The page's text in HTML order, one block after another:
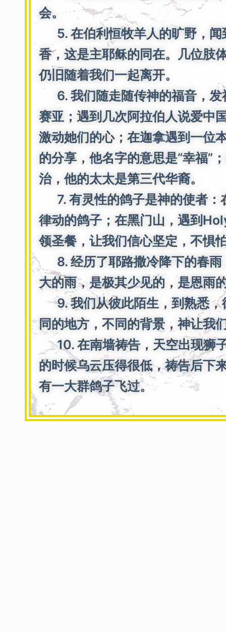
会。
5. 在伯利恒牧羊人的旷野，闻
香，这是主耶稣的同在。几位肢
仍旧随着我们一起离开。
6. 我们随走随传神的福音，发
赛亚；遇到几次阿拉伯人说爱中
激动她们的心；在迦拿遇到一位
的分享，他名字的意思是“幸福”
治，他的太太是第三代华裔。
7. 有灵性的鸽子是神的使者：
律动的鸽子；在黑门山，遇到
领圣餐，让我们信心坚定，不惧
8. 经历了耶路撒冷降下的春雨
大的雨，是极其少见的，是恩雨
9. 我们从彼此陌生，到熟悉，
同的地方，不同的背景，神让我
10. 在南墙祷告，天空出现狮
的时候乌云压得很低，祷告后下
有一大群鸽子飞过。